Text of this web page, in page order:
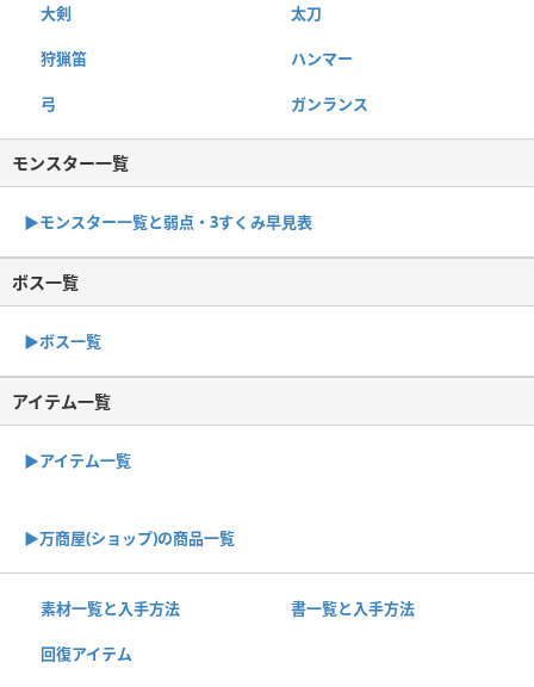
大剣 太刀
狩猟笛 ハンマー
弓 ガンランス
モンスター一覧
▶︎モンスター一覧と弱点・3すくみ早見表
ボス一覧
▶︎ボス一覧
アイテム一覧
▶アイテム一覧
▶︎万商屋(ショップ)の商品一覧
素材一覧と入手方法 書一覧と入手方法
回復アイテム